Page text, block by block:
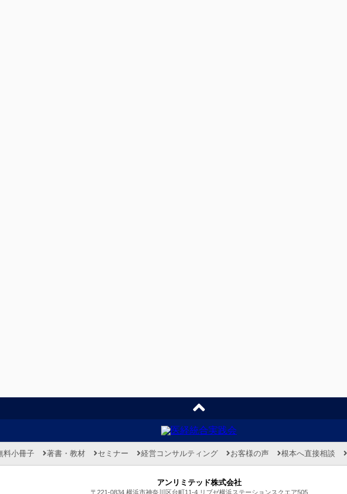
料小冊子 著書・教材 セミナー 経営コンサルティング お客様の声 根本へ直接相談
アンリミテッド株式会社
〒221-0834 横浜市神奈川区台町11-4 リブゼ横浜ステーションスクエア505